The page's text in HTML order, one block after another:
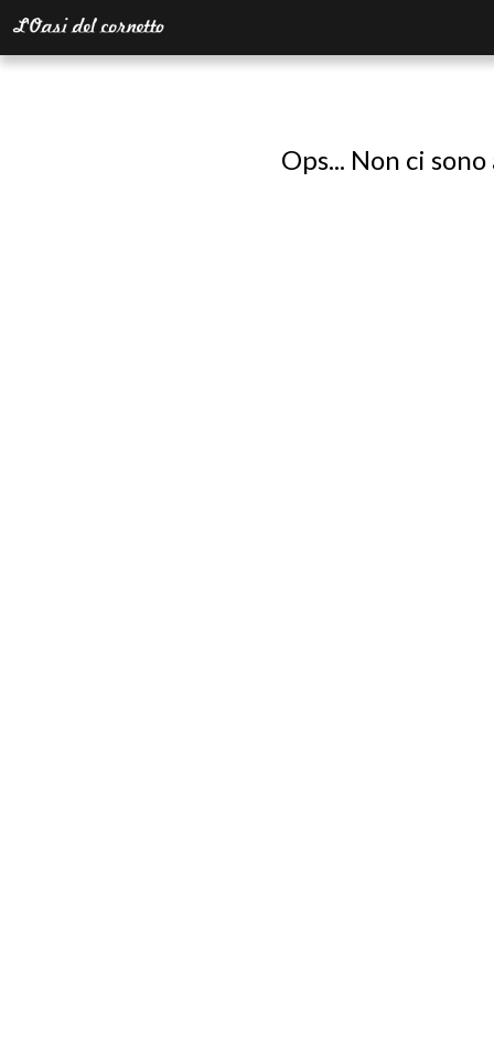
Ops... Non ci